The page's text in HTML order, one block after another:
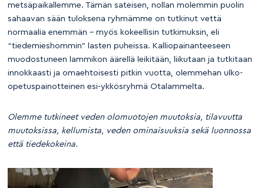
metsäpaikallemme. Tämän sateisen, nollan molemmin puolin
sahaavan sään tuloksena ryhmämme on tutkinut vettä
normaalia enemmän – myös kokeellisin tutkimuksin, eli
“tiedemieshommin” lasten puheissa. Kalliopainanteeseen
muodostuneen lammikon äärellä leikitään, liikutaan ja tutkitaan
innokkaasti ja omaehtoisesti pitkin vuotta, olemmehan ulko-
opetuspainotteinen esi-ykkösryhmä Otalammelta.
Olemme tutkineet veden olomuotojen muutoksia, tilavuutta
muutoksissa, kellumista, veden ominaisuuksia sekä luonnossa
että tiedekokeina.